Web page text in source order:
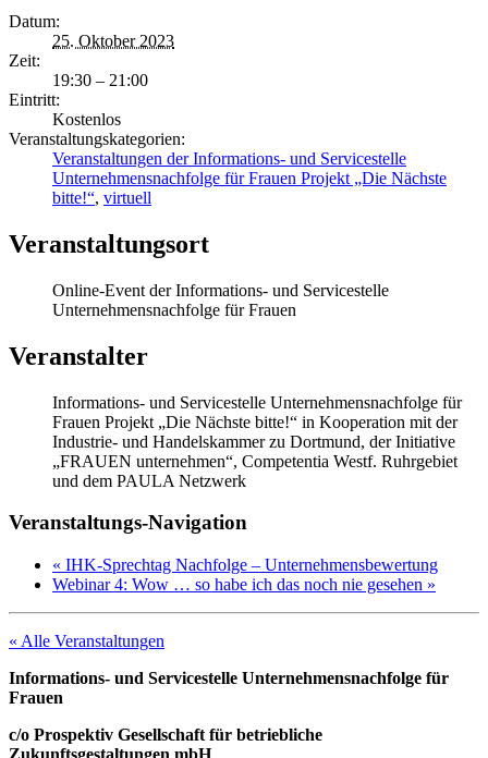
Datum:
25. Oktober 2023
Zeit:
19:30 – 21:00
Eintritt:
Kostenlos
Veranstaltungskategorien:
Veranstaltungen der Informations- und Servicestelle
Unternehmensnachfolge für Frauen Projekt „Die Nächste
bitte!“, virtuell
Veranstaltungsort
Online-Event der Informations- und Servicestelle
Unternehmensnachfolge für Frauen
Veranstalter
Informations- und Servicestelle Unternehmensnachfolge für
Frauen Projekt „Die Nächste bitte!“ in Kooperation mit der
Industrie- und Handelskammer zu Dortmund, der Initiative
„FRAUEN unternehmen“, Competentia Westf. Ruhrgebiet
und dem PAULA Netzwerk
Veranstaltungs-Navigation
« IHK-Sprechtag Nachfolge – Unternehmensbewertung
Webinar 4: Wow … so habe ich das noch nie gesehen »
« Alle Veranstaltungen
Informations- und Servicestelle Unternehmensnachfolge für
Frauen
c/o Prospektiv Gesellschaft für betriebliche
Zukunftsgestaltungen mbH